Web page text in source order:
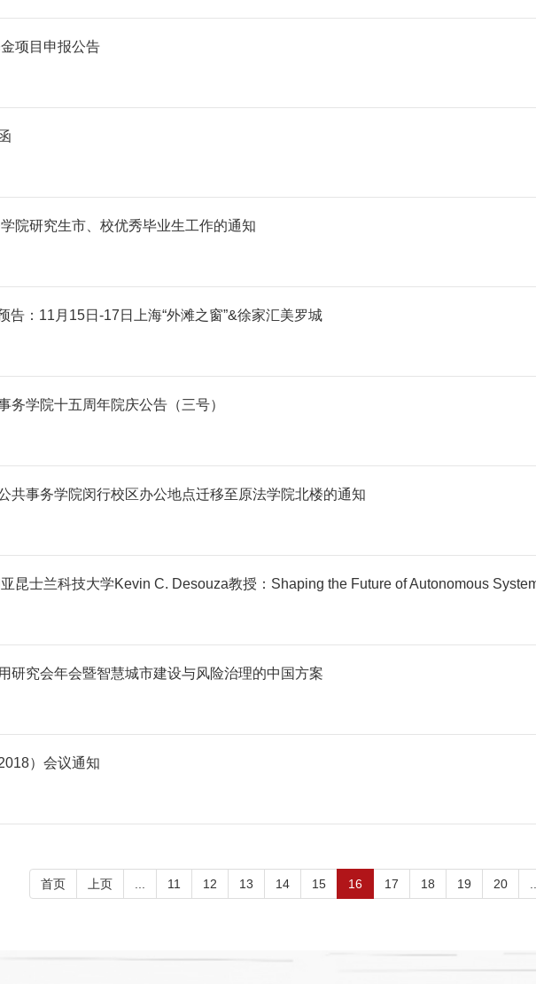
项目申报公告
院研究生市、校优秀毕业生工作的通知
告：11月15日-17日上海“外滩之窗”&徐家汇美罗城
务学院十五周年院庆公告（三号）
共事务学院闵行校区办公地点迁移至原法学院北楼的通知
亚昆士兰科技大学Kevin C. Desouza教授：Shaping the Future of Autonomous
研究会年会暨智慧城市建设与风险治理的中国方案
）会议通知
首页 上页 ... 11 12 13 14 15 16 17 18 19 20